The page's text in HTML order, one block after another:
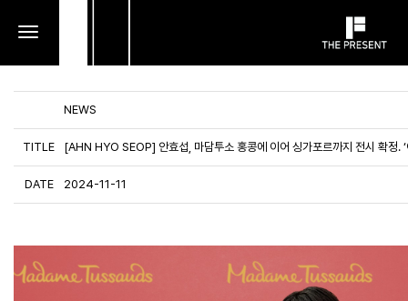
toggle
NEWS
TITLE [AHN HYO SEOP] 안효섭, 마담투소 홍콩에 이어 싱가포르까지 전시 확정. ‘
DATE 2024-11-11